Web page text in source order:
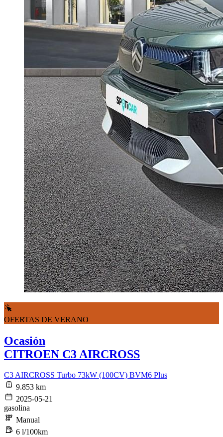
OFERTAS DE VERANO
Ocasión
CITROEN C3 AIRCROSS
C3 AIRCROSS Turbo 73kW (100CV) BVM6 Plus
9.853 km
2025-05-21
gasolina
Manual
6 l/100km